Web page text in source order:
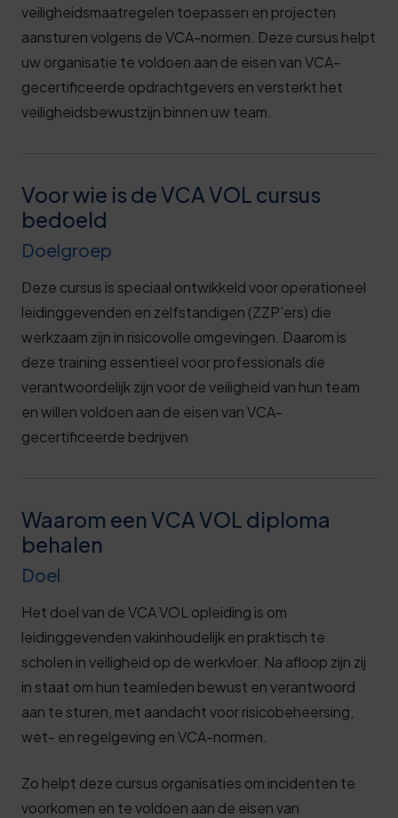
veiligheidsmaatregelen toepassen en projecten
aansturen volgens de VCA-normen. Deze cursus helpt
uw organisatie te voldoen aan de eisen van VCA-
gecertificeerde opdrachtgevers en versterkt het
veiligheidsbewustzijn binnen uw team.
Voor wie is de VCA VOL cursus
bedoeld
Doelgroep
Deze cursus is speciaal ontwikkeld voor operationeel
leidinggevenden en zelfstandigen (ZZP’ers) die
werkzaam zijn in risicovolle omgevingen. Daarom is
deze training essentieel voor professionals die
verantwoordelijk zijn voor de veiligheid van hun team
en willen voldoen aan de eisen van VCA-
gecertificeerde bedrijven
Waarom een VCA VOL diploma
behalen
Doel
Het doel van de VCA VOL opleiding is om
leidinggevenden vakinhoudelijk en praktisch te
scholen in veiligheid op de werkvloer. Na afloop zijn zij
in staat om hun teamleden bewust en verantwoord
aan te sturen, met aandacht voor risicobeheersing,
wet- en regelgeving en VCA-normen.
Zo helpt deze cursus organisaties om incidenten te
voorkomen en te voldoen aan de eisen van